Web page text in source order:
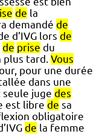
de la
demandé de
d’IVG lors de
de prise du
plus tard. Vous
pour une durée
dans une
seule juge des
est libre de sa
obligatoire
de la femme